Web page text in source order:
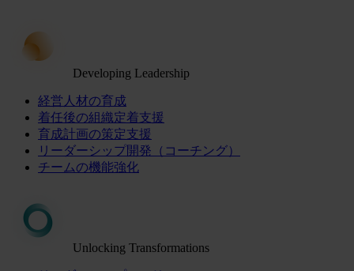
Developing Leadership
経営人材の育成
着任後の組織定着支援
育成計画の策定支援
リーダーシップ開発（コーチング）
チームの機能強化
Unlocking Transformations